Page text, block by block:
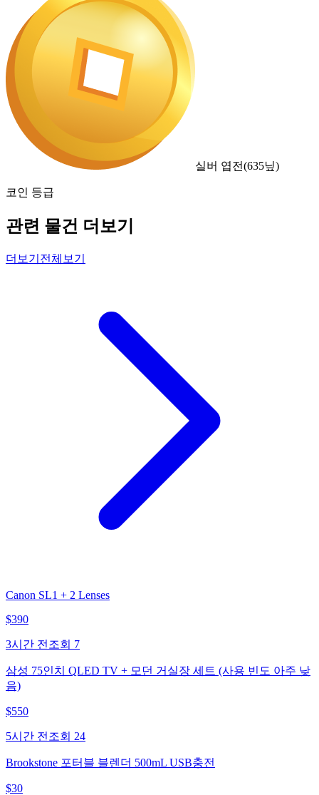
실버 엽전(635닢)
코인 등급
관련 물건 더보기
더보기 전체보기
Canon SL1 + 2 Lenses
$390
3시간 전 조회 7
삼성 75인치 QLED TV + 모던 거실장 세트 (사용 빈도 아주 낮
음)
$550
5시간 전 조회 24
Brookstone 포터블 블렌더 500mL USB충전
$30